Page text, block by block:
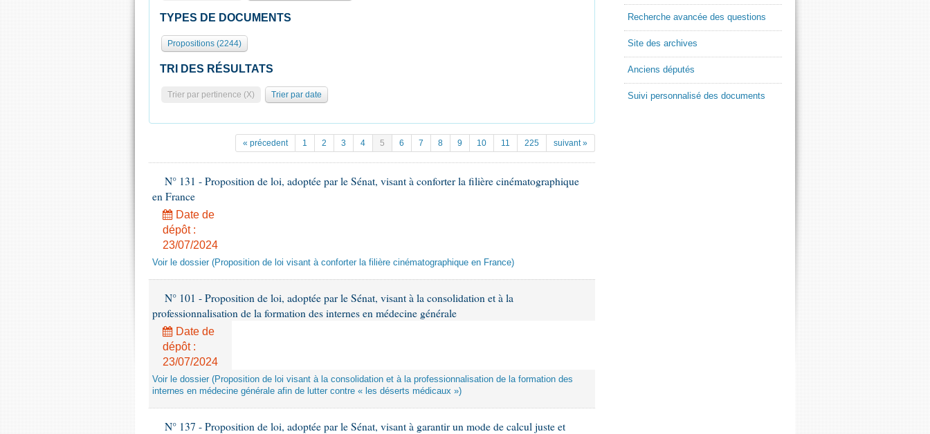
TYPES DE DOCUMENTS
Propositions (2244)
TRI DES RÉSULTATS
Trier par pertinence (X) Trier par date
« précedent 1 2 3 4 5 6 7 8 9 10 11 225 suivant »
N° 131 - Proposition de loi, adoptée par le Sénat, visant à conforter la filière cinématographique
en France
Date de
dépôt :
23/07/2024
Voir le dossier (Proposition de loi visant à conforter la filière cinématographique en France)
N° 101 - Proposition de loi, adoptée par le Sénat, visant à la consolidation et à la
professionnalisation de la formation des internes en médecine générale
Date de
dépôt :
23/07/2024
Voir le dossier (Proposition de loi visant à la consolidation et à la professionnalisation de la formation des
internes en médecine générale afin de lutter contre « les déserts médicaux »)
N° 137 - Proposition de loi, adoptée par le Sénat, visant à garantir un mode de calcul juste et
Recherche avancée des questions
Site des archives
Anciens députés
Suivi personnalisé des documents